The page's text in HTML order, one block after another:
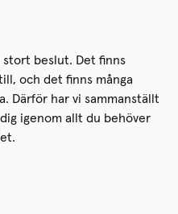
beslut. Det finns
och det finns många
Därför har vi sammanställt
igenom allt du behöver